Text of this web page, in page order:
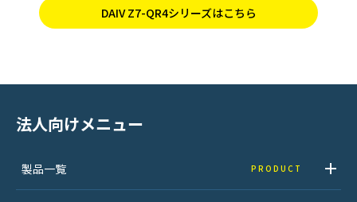
DAIV Z7-QR4シリーズはこちら
法人向けメニュー
製品一覧 PRODUCT